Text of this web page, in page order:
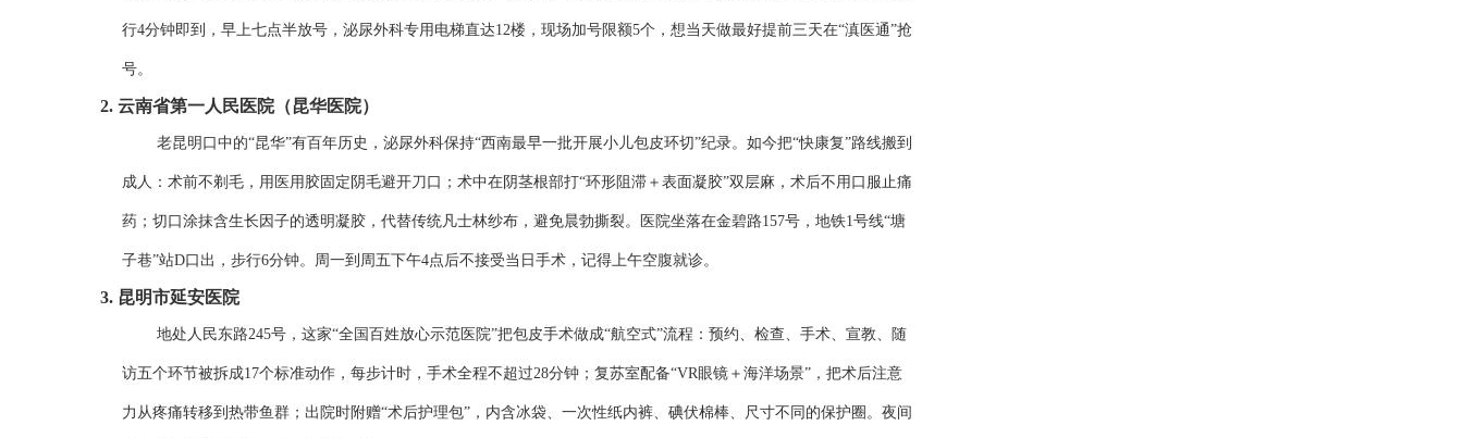
行4分钟即到，早上七点半放号，泌尿外科专用电梯直达12楼，现场加号限额5个，想当天做最好提前三天在“滇医通”抢
号。
2. 云南省第一人民医院（昆华医院）
老昆明口中的“昆华”有百年历史，泌尿外科保持“西南最早一批开展小儿包皮环切”纪录。如今把“快康复”路线搬到
成人：术前不剃毛，用医用胶固定阴毛避开刀口；术中在阴茎根部打“环形阻滞＋表面凝胶”双层麻，术后不用口服止痛
药；切口涂抹含生长因子的透明凝胶，代替传统凡士林纱布，避免晨勃撕裂。医院坐落在金碧路157号，地铁1号线“塘
子巷”站D口出，步行6分钟。周一到周五下午4点后不接受当日手术，记得上午空腹就诊。
3. 昆明市延安医院
地处人民东路245号，这家“全国百姓放心示范医院”把包皮手术做成“航空式”流程：预约、检查、手术、宣教、随
访五个环节被拆成17个标准动作，每步计时，手术全程不超过28分钟；复苏室配备“VR眼镜＋海洋场景”，把术后注意
力从疼痛转移到热带鱼群；出院时附赠“术后护理包”，内含冰袋、一次性纸内裤、碘伏棉棒、尺寸不同的保护圈。夜间